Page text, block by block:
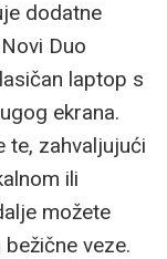
dodatne
Duo
laptop s
ekrana.
te, zahvaljujući
ili
možete
veze.